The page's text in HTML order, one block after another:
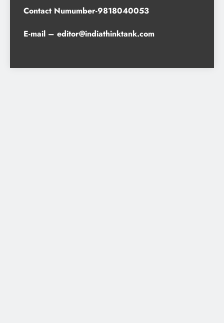
Contact Numumber-9818040053
E-mail – editor@indiathinktank.com